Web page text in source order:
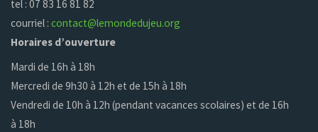
tel : 07 83 16 81 82
courriel :contact@lemondedujeu.org
Horaires d’ouverture
Mardi de 16h à 18h
Mercredi de 9h30 à 12h et de 15h à 18h
Vendredi de 10h à 12h (pendant vacances scolaires) et de 16h
à 18h